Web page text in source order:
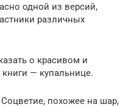
одной из версий,
различных
о красивом и
— купальнице.
похожее на шар,